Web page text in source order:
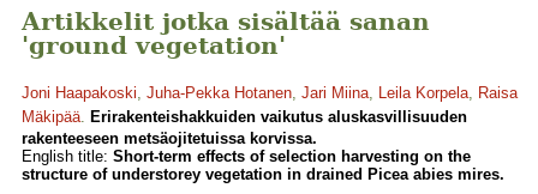
Artikkelit jotka sisältää sanan
'ground vegetation'
Joni Haapakoski, Juha-Pekka Hotanen, Jari Miina, Leila Korpela, Raisa
Mäkipää. Erirakenteishakkuiden vaikutus aluskasvillisuuden
rakenteeseen metsäojitetuissa korvissa.
English title: Short-term effects of selection harvesting on the
structure of understorey vegetation in drained Picea abies mires.